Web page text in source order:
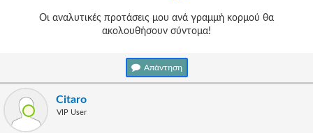
Οι αναλυτικές προτάσεις μου ανά γραμμή κορμού θα
ακολουθήσουν σύντομα!
Απάντηση
Citaro
VIP User